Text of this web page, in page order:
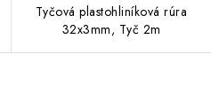
Tyčová plastohliníková rúra
32x3mm, Tyč 2m